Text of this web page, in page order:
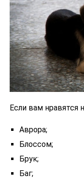
Если вам нравятся
Аврора;
Блоссом;
Брук;
Баг;